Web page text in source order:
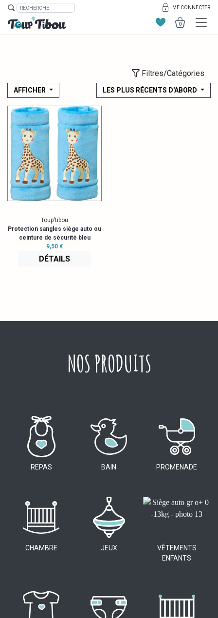
ME CONNECTER
0
Filtres/Catégories
AFFICHER LES PLUS RÉCENTS D'ABORD
Toup'tibou
Protection sangles siège auto ou
ceinture de sécurité bleu
9,50 €
DÉTAILS
NOS PRODUITS
REPAS BAIN PROMENADE
CHAMBRE JEUX
VÊTEMENTS
ENFANTS